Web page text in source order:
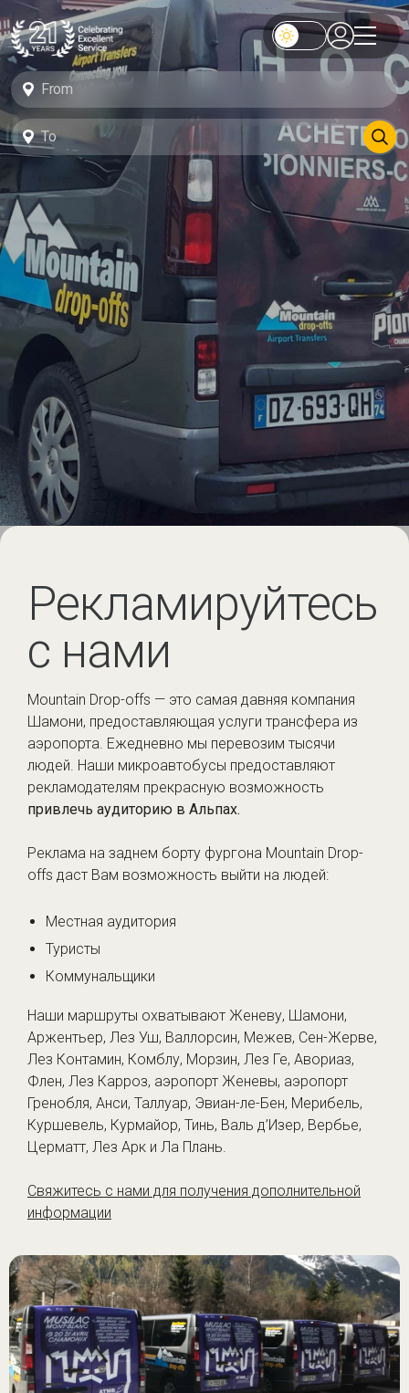
Рекламируйтесь
с нами
Mountain Drop-offs — это самая давняя компания
Шамони, предоставляющая услуги трансфера из
аэропорта. Ежедневно мы перевозим тысячи
людей. Наши микроавтобусы предоставляют
рекламодателям прекрасную возможность
привлечь аудиторию в Альпах.
Реклама на заднем борту фургона Mountain Drop-
offs даст Вам возможность выйти на людей:
Местная аудитория
Туристы
Коммунальщики
Наши маршруты охватывают Женеву, Шамони,
Аржентьер, Лез Уш, Валлорсин, Межев, Сен-Жерве,
Лез Контамин, Комблу, Морзин, Лез Ге, Авориаз,
Флен, Лез Карроз, аэропорт Женевы, аэропорт
Гренобля, Анси, Таллуар, Эвиан-ле-Бен, Мерибель,
Куршевель, Курмайор, Тинь, Валь д’Изер, Вербье,
Церматт, Лез Арк и Ла Плань.
Свяжитесь с нами для получения дополнительной
информации